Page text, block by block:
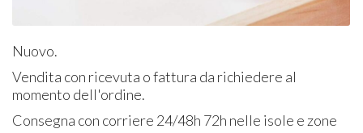
Nuovo.
Vendita con ricevuta o fattura da richiedere al
momento dell'ordine.
Consegna con corriere 24/48h 72h nelle isole e zone